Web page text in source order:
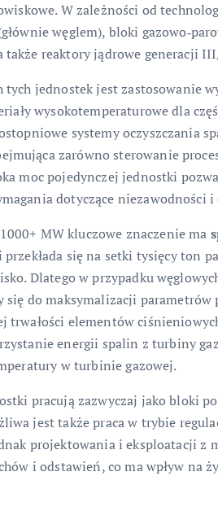
W zależności od
węglem), bloki
także reaktory jądrowe generacji
tych jednostek jest zastosowanie
wysokotemperaturowe dla
systemy oczyszczania
zarówno sterowanie
moc pojedynczej jednostki
dotyczące niezawodności
MW kluczowe znaczenie ma
się na setki tysięcy ton
Dlatego w przypadku
się do maksymalizacji
trwałości elementów
energii spalin z turbiny
w turbinie gazowej.
pracują zazwyczaj jako bloki
jest także praca w trybie
projektowania i eksploatacji z
i odstawień, co ma wpływ na